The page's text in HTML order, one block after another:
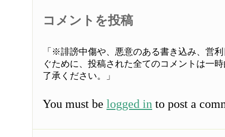
コメントを投稿
「※誹謗中傷や、悪意のある書き込み、営
ぐために、投稿された全てのコメントは一
了承ください。」
You must be logged in to post a